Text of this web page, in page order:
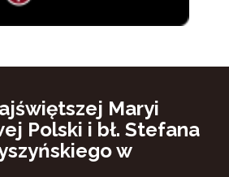
Maryi
Polski i bł. Stefana
w